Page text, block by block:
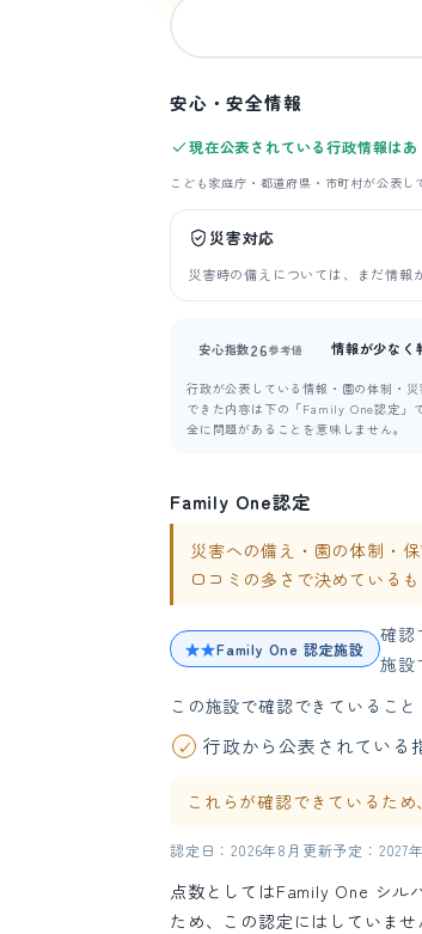
安心・安全情報
現在公表されている行政情報はあ
こども家庭庁・都道府県・市町村が公表し
災害対応
災害時の備えについては、まだ情報
安心指数26参考値 情報が少なく
行政が公表している情報・園の体制・
できた内容は下の「Family One認定」
全に問題があることを意味しません。
Family One認定
災害への備え・園の体制・
口コミの多さで決めているも
★★Family One 認定施設
確認
施設
この施設で確認できていること
行政から公表されている
これらが確認できているため、
認定日：2026年8月 更新予定：2027
点数としてはFamily One シル
ため、この認定にはしていま